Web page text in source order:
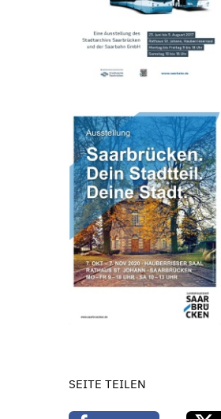
SEITE TEILEN